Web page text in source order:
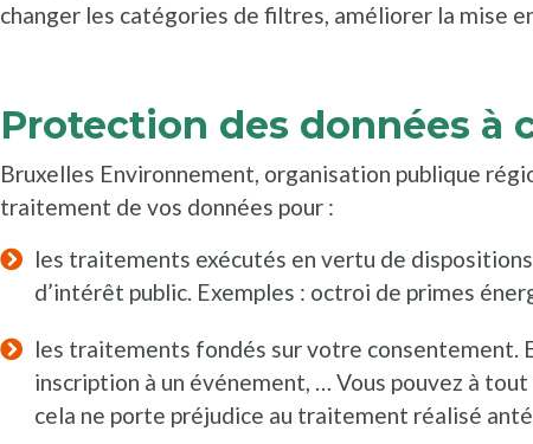
changer les catégories de filtres, améliorer la mise
Protection des données à
Bruxelles Environnement, organisation publique
traitement de vos données pour :
les traitements exécutés en vertu de
d’intérêt public. Exemples : octroi de primes
les traitements fondés sur votre consentement.
inscription à un événement, … Vous pouvez à
cela ne porte préjudice au traitement réalisé